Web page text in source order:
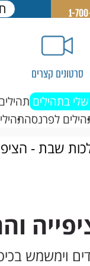
סרטונים קצרים
בתהילים
לפרנסה
שבת -
וימשמש